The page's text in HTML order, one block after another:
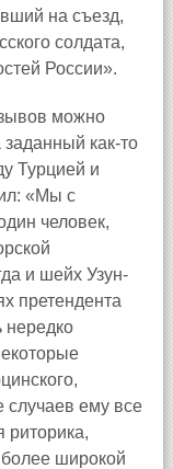
на съезд,
солдата,
России».
можно
как-то
Турцией и
«Мы с
человек,
и шейх Узун-
претендента
нередко
случаев ему все
риторика,
широкой